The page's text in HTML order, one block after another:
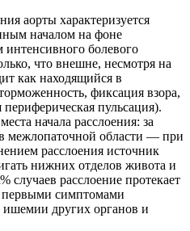
аорты характеризуется
началом на фоне
болевого
что внешне, несмотря на
как находящийся в
фиксация взора,
пульсация).
начала расслоения: за
межлопаточной области — при
расслоения источник
нижних отделов живота и
случаев расслоение протекает
первыми симптомами
ишемии других органов и